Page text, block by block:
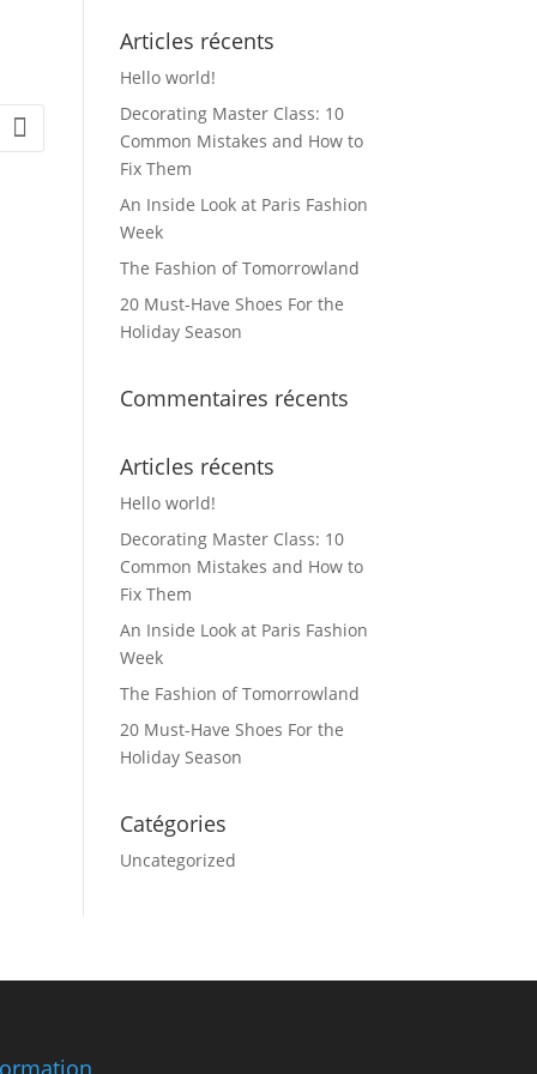
Articles récents
Hello world!
Decorating Master Class: 10
Common Mistakes and How to
Fix Them
An Inside Look at Paris Fashion
Week
The Fashion of Tomorrowland
20 Must-Have Shoes For the
Holiday Season
Commentaires récents
Articles récents
Hello world!
Decorating Master Class: 10
Common Mistakes and How to
Fix Them
An Inside Look at Paris Fashion
Week
The Fashion of Tomorrowland
20 Must-Have Shoes For the
Holiday Season
Catégories
Uncategorized